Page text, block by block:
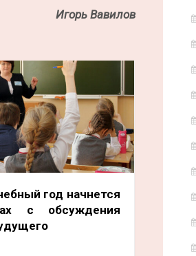
Игорь Вавилов
год начнется
с обсуждения